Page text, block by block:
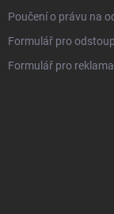
Poučení o právu na
Formulář pro
Formulář pro